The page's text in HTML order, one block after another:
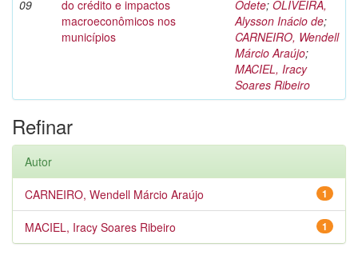
09
do crédito e impactos
macroeconômicos nos
municípios
Odete; OLIVEIRA,
Alysson Inácio de;
CARNEIRO, Wendell
Márcio Araújo;
MACIEL, Iracy
Soares Ribeiro
Refinar
Autor
1
CARNEIRO, Wendell Márcio Araújo
1
MACIEL, Iracy Soares Ribeiro